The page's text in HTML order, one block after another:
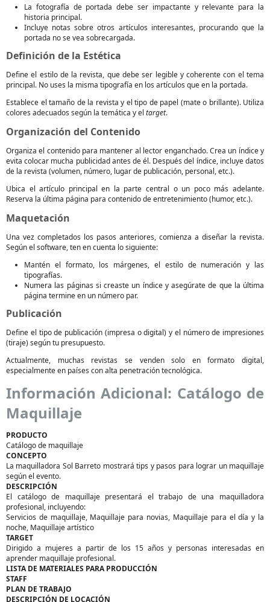
La fotografía de portada debe ser impactante y relevante para la
historia principal.
Incluye notas sobre otros artículos interesantes, procurando que la
portada no se vea sobrecargada.
Definición de la Estética
Define el estilo de la revista, que debe ser legible y coherente con el tema
principal. No uses la misma tipografía en los artículos que en la portada.
Establece el tamaño de la revista y el tipo de papel (mate o brillante). Utiliza
colores adecuados según la temática y el target.
Organización del Contenido
Organiza el contenido para mantener al lector enganchado. Crea un índice y
evita colocar mucha publicidad antes de él. Después del índice, incluye datos
de la revista (volumen, número, lugar de publicación, personal, etc.).
Ubica el artículo principal en la parte central o un poco más adelante.
Reserva la última página para contenido de entretenimiento (humor, etc.).
Maquetación
Una vez completados los pasos anteriores, comienza a diseñar la revista.
Según el software, ten en cuenta lo siguiente:
Mantén el formato, los márgenes, el estilo de numeración y las
tipografías.
Numera las páginas si creaste un índice y asegúrate de que la última
página termine en un número par.
Publicación
Define el tipo de publicación (impresa o digital) y el número de impresiones
(tiraje) según tu presupuesto.
Actualmente, muchas revistas se venden solo en formato digital,
especialmente en países con alta penetración tecnológica.
Información Adicional: Catálogo de
Maquillaje
PRODUCTO
Catálogo de maquillaje
CONCEPTO
La maquilladora Sol Barreto mostrará tips y pasos para lograr un maquillaje
según el evento.
DESCRIPCIÓN
El catálogo de maquillaje presentará el trabajo de una maquilladora
profesional, incluyendo:
Servicios de maquillaje, Maquillaje para novias, Maquillaje para el día y la
noche, Maquillaje artístico
TARGET
Dirigido a mujeres a partir de los 15 años y personas interesadas en
aprender maquillaje profesional.
LISTA DE MATERIALES PARA PRODUCCIÓN
STAFF
PLAN DE TRABAJO
DESCRIPCIÓN DE LOCACIÓN